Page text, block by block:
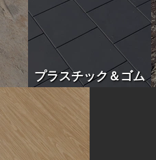
プラスチック＆ゴム